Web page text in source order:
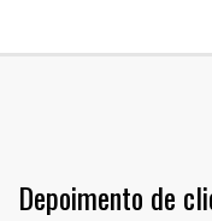
Depoimento de